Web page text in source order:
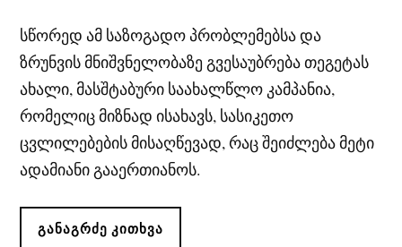
სწორედ ამ საზოგადო პრობლემებსა და
ზრუნვის მნიშვნელობაზე გვესაუბრება თეგეტას
ახალი, მასშტაბური საახალწლო კამპანია,
რომელიც მიზნად ისახავს, სასიკეთო
ცვლილებების მისაღწევად, რაც შეიძლება მეტი
ადამიანი გააერთიანოს.
ᲒᲐᲜᲐᲒᲠᲫᲔ ᲙᲘᲗᲮᲕᲐ